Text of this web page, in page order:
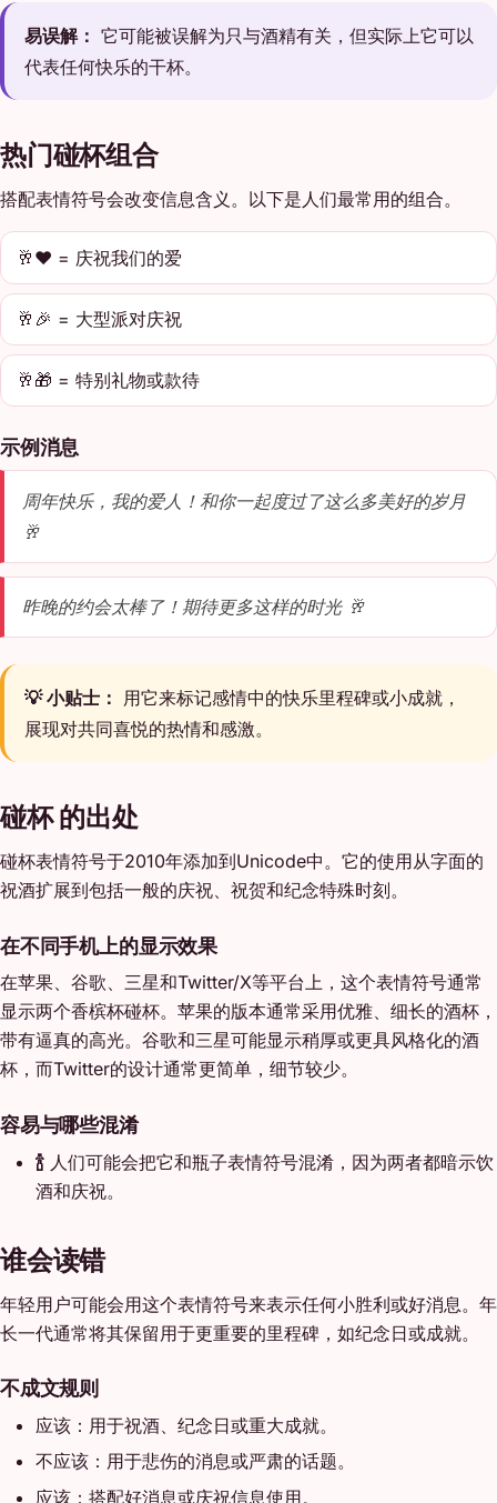
易误解： 它可能被误解为只与酒精有关，但实际上它可以
代表任何快乐的干杯。
热门碰杯组合
搭配表情符号会改变信息含义。以下是人们最常用的组合。
🥂❤️ = 庆祝我们的爱
🥂🎉 = 大型派对庆祝
🥂🎁 = 特别礼物或款待
示例消息
周年快乐，我的爱人！和你一起度过了这么多美好的岁月
🥂
昨晚的约会太棒了！期待更多这样的时光 🥂
💡 小贴士： 用它来标记感情中的快乐里程碑或小成就，
展现对共同喜悦的热情和感激。
碰杯 的出处
碰杯表情符号于2010年添加到Unicode中。它的使用从字面的
祝酒扩展到包括一般的庆祝、祝贺和纪念特殊时刻。
在不同手机上的显示效果
在苹果、谷歌、三星和Twitter/X等平台上，这个表情符号通常
显示两个香槟杯碰杯。苹果的版本通常采用优雅、细长的酒杯，
带有逼真的高光。谷歌和三星可能显示稍厚或更具风格化的酒
杯，而Twitter的设计通常更简单，细节较少。
容易与哪些混淆
🍾 人们可能会把它和瓶子表情符号混淆，因为两者都暗示饮
酒和庆祝。
谁会读错
年轻用户可能会用这个表情符号来表示任何小胜利或好消息。年
长一代通常将其保留用于更重要的里程碑，如纪念日或成就。
不成文规则
应该：用于祝酒、纪念日或重大成就。
不应该：用于悲伤的消息或严肃的话题。
应该：搭配好消息或庆祝信息使用。